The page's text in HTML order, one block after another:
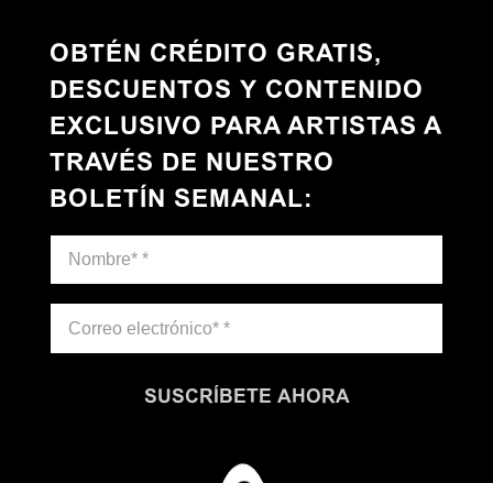
OBTÉN CRÉDITO GRATIS,
DESCUENTOS Y CONTENIDO
EXCLUSIVO PARA ARTISTAS A
TRAVÉS DE NUESTRO
BOLETÍN SEMANAL:
SUSCRÍBETE AHORA